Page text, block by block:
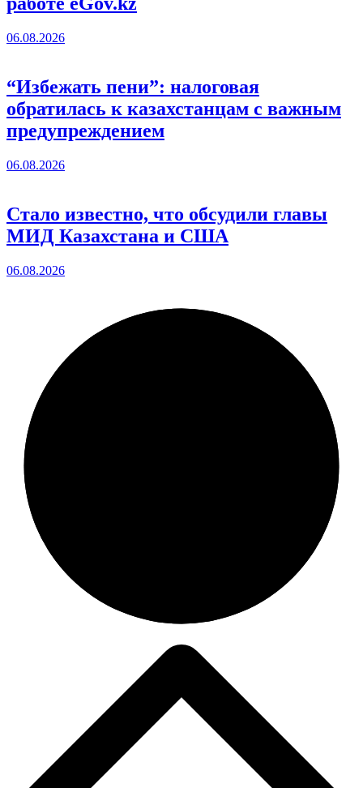
06.08.2026
“Избежать пени”: налоговая
обратилась к казахстанцам с важным
предупреждением
06.08.2026
Стало известно, что обсудили главы
МИД Казахстана и США
06.08.2026